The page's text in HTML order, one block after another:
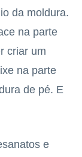
da moldura.
na parte
criar um
na parte
de pé. E
e